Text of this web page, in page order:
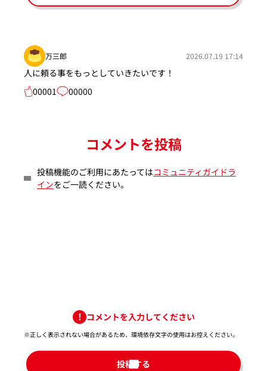
万三郎 2026.07.19 17:14
人に頼る事をもっとしていきたいです！
00001
00000
コメントを投稿
投稿機能のご利用にあたってはコミュニティガイドラ
インをご一読ください。
コメントを入力してください
※正しく表示されない場合があるため、環境依存文字の使用はお控えください。​
投稿する